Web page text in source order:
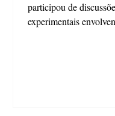
participou de
experimentais